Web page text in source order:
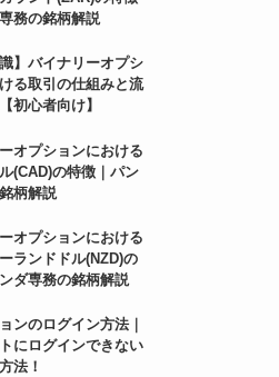
専務の銘柄解説
識】バイナリーオプシ
る取引の仕組みと流
初心者向け】
オプションにおける
(CAD)の特徴｜パン
柄解説
オプションにおける
ランドドル(NZD)の
ダ専務の銘柄解説
ンのログイン方法｜
にログインできない
法！